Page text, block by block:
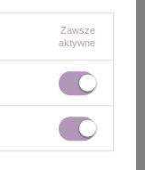
cm
Zawsze
aktywne